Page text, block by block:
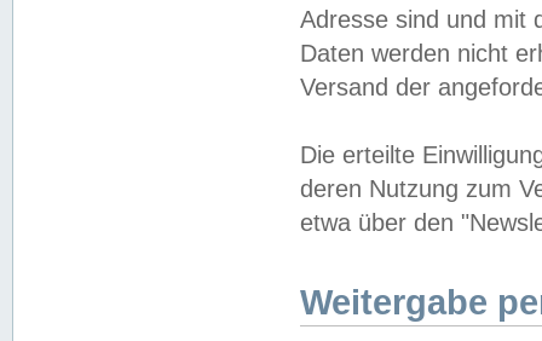
Adresse sind und mit
Daten werden nicht
Versand der
Die erteilte
deren Nutzung zum
etwa über den
Weitergabe